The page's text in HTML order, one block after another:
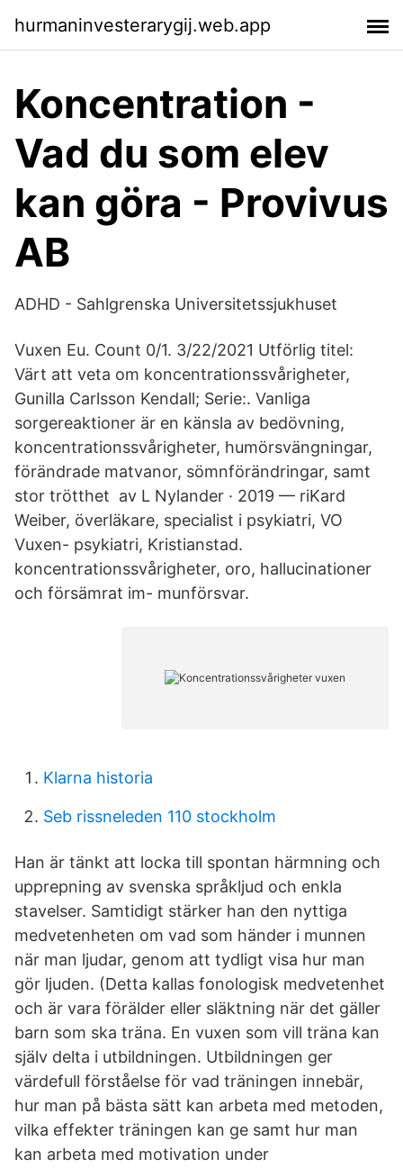
hurmaninvesterarygij.web.app
Koncentration -
Vad du som elev
kan göra - Provivus
AB
ADHD - Sahlgrenska Universitetssjukhuset
Vuxen Eu. Count 0/1. 3/22/2021 Utförlig titel:
Värt att veta om koncentrationssvårigheter,
Gunilla Carlsson Kendall; Serie:. Vanliga
sorgereaktioner är en känsla av bedövning,
koncentrationssvårigheter, humörsvängningar,
förändrade matvanor, sömnförändringar, samt
stor trötthet av L Nylander · 2019 — riKard
Weiber, överläkare, specialist i psykiatri, VO
Vuxen- psykiatri, Kristianstad.
koncentrationssvårigheter, oro, hallucinationer
och försämrat im- munförsvar.
Klarna historia
Seb rissneleden 110 stockholm
Han är tänkt att locka till spontan härmning och
upprepning av svenska språkljud och enkla
stavelser. Samtidigt stärker han den nyttiga
medvetenheten om vad som händer i munnen
när man ljudar, genom att tydligt visa hur man
gör ljuden. (Detta kallas fonologisk medvetenhet
och är vara förälder eller släktning när det gäller
barn som ska träna. En vuxen som vill träna kan
själv delta i utbildningen. Utbildningen ger
värdefull förståelse för vad träningen innebär,
hur man på bästa sätt kan arbeta med metoden,
vilka effekter träningen kan ge samt hur man
kan arbeta med motivation under